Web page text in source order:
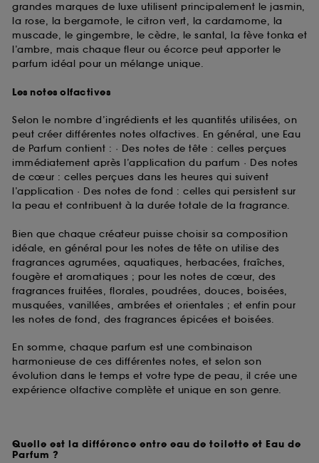
grandes marques de luxe utilisent principalement le jasmin,
la rose, la bergamote, le citron vert, la cardamome, la
muscade, le gingembre, le cèdre, le santal, la fève tonka et
l’ambre, mais chaque fleur ou écorce peut apporter le
parfum idéal pour un mélange unique.
Les notes olfactives
Selon le nombre d’ingrédients et les quantités utilisées, on
peut créer différentes notes olfactives. En général, une Eau
de Parfum contient : · Des notes de tête : celles perçues
immédiatement après l’application du parfum · Des notes
de cœur : celles perçues dans les heures qui suivent
l’application · Des notes de fond : celles qui persistent sur
la peau et contribuent à la durée totale de la fragrance.
Bien que chaque créateur puisse choisir sa composition
idéale, en général pour les notes de tête on utilise des
fragrances agrumées, aquatiques, herbacées, fraîches,
fougère et aromatiques ; pour les notes de cœur, des
fragrances fruitées, florales, poudrées, douces, boisées,
musquées, vanillées, ambrées et orientales ; et enfin pour
les notes de fond, des fragrances épicées et boisées.
En somme, chaque parfum est une combinaison
harmonieuse de ces différentes notes, et selon son
évolution dans le temps et votre type de peau, il crée une
expérience olfactive complète et unique en son genre.
Quelle est la différence entre eau de toilette et Eau de
Parfum ?